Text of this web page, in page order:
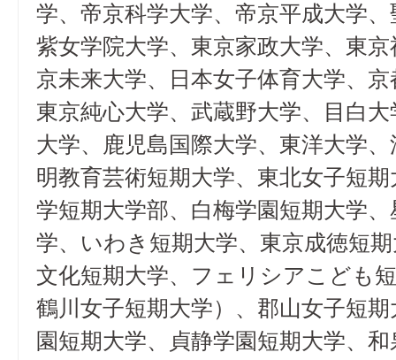
学、帝京科学大学、帝京平成大学
紫女学院大学、東京家政大学、東
京未来大学、日本女子体育大学、
東京純心大学、武蔵野大学、目白
大学、鹿児島国際大学、東洋大学
明教育芸術短期大学、東北女子短
学短期大学部、白梅学園短期大学
学、いわき短期大学、東京成徳短
文化短期大学、フェリシアこども
鶴川女子短期大学）、郡山女子短
園短期大学、貞静学園短期大学、